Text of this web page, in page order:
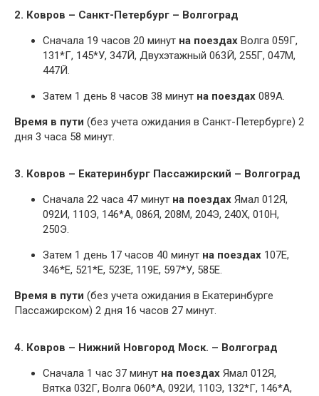
2. Ковров – Санкт-Петербург – Волгоград
Сначала 19 часов 20 минут на поездах Волга 059Г,
131*Г, 145*У, 347Й, Двухэтажный 063Й, 255Г, 047М,
447Й.
Затем 1 день 8 часов 38 минут на поездах 089А.
Время в пути (без учета ожидания в Санкт-Петербурге) 2
дня 3 часа 58 минут.
3. Ковров – Екатеринбург Пассажирский – Волгоград
Сначала 22 часа 47 минут на поездах Ямал 012Я,
092И, 110Э, 146*А, 086Я, 208М, 204Э, 240Х, 010Н,
250Э.
Затем 1 день 17 часов 40 минут на поездах 107Е,
346*Е, 521*Е, 523Е, 119Е, 597*У, 585Е.
Время в пути (без учета ожидания в Екатеринбурге
Пассажирском) 2 дня 16 часов 27 минут.
4. Ковров – Нижний Новгород Моск. – Волгоград
Сначала 1 час 37 минут на поездах Ямал 012Я,
Вятка 032Г, Волга 060*А, 092И, 110Э, 132*Г, 146*А,